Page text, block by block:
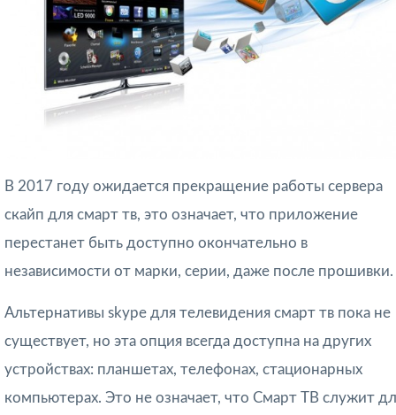
В 2017 году ожидается прекращение работы сервера
скайп для смарт тв, это означает, что приложение
перестанет быть доступно окончательно в
независимости от марки, серии, даже после прошивки.
Альтернативы skypе для телевидения смарт тв пока не
существует, но эта опция всегда доступна на других
устройствах: планшетах, телефонах, стационарных
компьютерах. Это не означает, что Смарт ТВ служит